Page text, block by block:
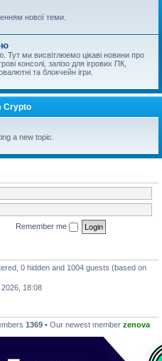
нової теми.
Тут ми висвітлюемо цікаві новини про
консолі, залізо для ігрових ПК,
та блокчейн ігри.
Crypto
a new topic.
Remember me
0 hidden and 1004 guests (based on
18:08
1369 • Our newest member zenova